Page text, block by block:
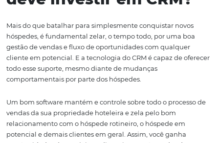
devem ser acompanhados – e a tecnologia nos auxilia
As ferramentas conseguem de forma específica,
ação de marketing seria mais eficiente para gerar
resultados nas vendas. A escolha do mix de canais de
comunicação se beneficiam de tais dados.
Estabelecer um bom relacionamento com seu cliente /
é um ponto chave de qualquer negócio dar certo, visto
opinião dele é extremamente impactante para seu